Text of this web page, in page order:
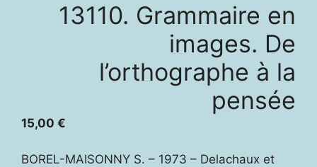
13110. Grammaire en
images. De
l’orthographe à la
pensée
15,00 €
BOREL-MAISONNY S. – 1973 – Delachaux et